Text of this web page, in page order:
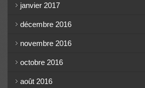
janvier 2017
décembre 2016
novembre 2016
octobre 2016
août 2016